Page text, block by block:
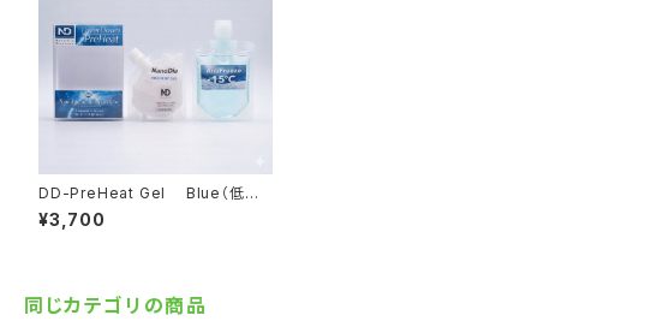
DD-PreHeat Gel Blue（低温・
乾雪）パウチタイプ【ジェルワックス
+水系ﾘｷｯﾄﾞ】
¥3,700
同じカテゴリの商品